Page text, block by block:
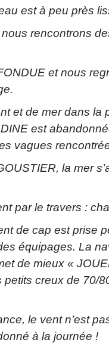
est à peu près
rencontrons
et nous
et de mer dans la
est
vagues
la mer
par le travers :
de cap est prise
équipages. La
de mieux «
creux de 70/
le vent n’est
à la journée !